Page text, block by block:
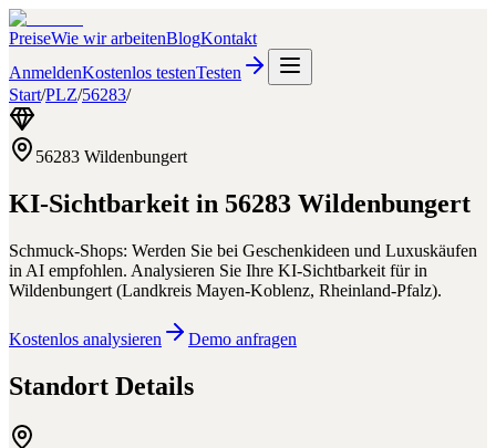
PreiseWie wir arbeitenBlogKontakt
AnmeldenKostenlos testenTesten
Start/PLZ/56283/
56283 Wildenbungert
KI-Sichtbarkeit in 56283 Wildenbungert
Schmuck-Shops: Werden Sie bei Geschenkideen und Luxuskäufen
in AI empfohlen. Analysieren Sie Ihre KI-Sichtbarkeit fürin
Wildenbungert (Landkreis Mayen-Koblenz, Rheinland-Pfalz).
Kostenlos analysieren Demo anfragen
Standort Details